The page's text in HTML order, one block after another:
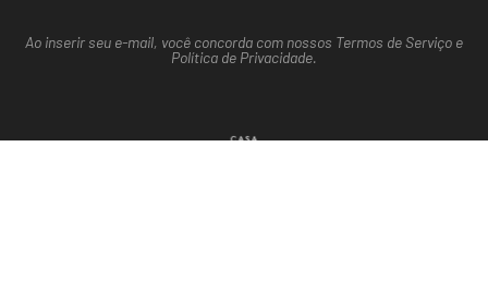
Ao inserir seu e-mail, você concorda com nossos Termos de Serviço e
Política de Privacidade.